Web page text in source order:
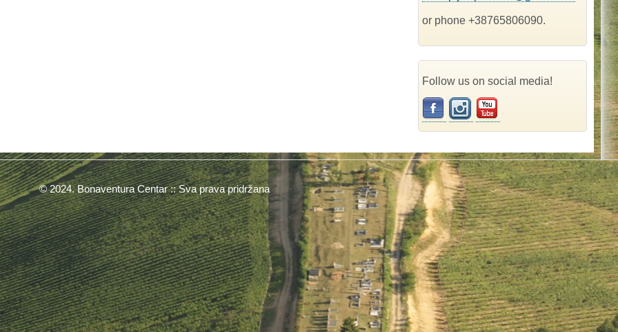
or phone +38765806090.
Follow us on social media!
© 2024. Bonaventura Centar :: Sva prava pridržana